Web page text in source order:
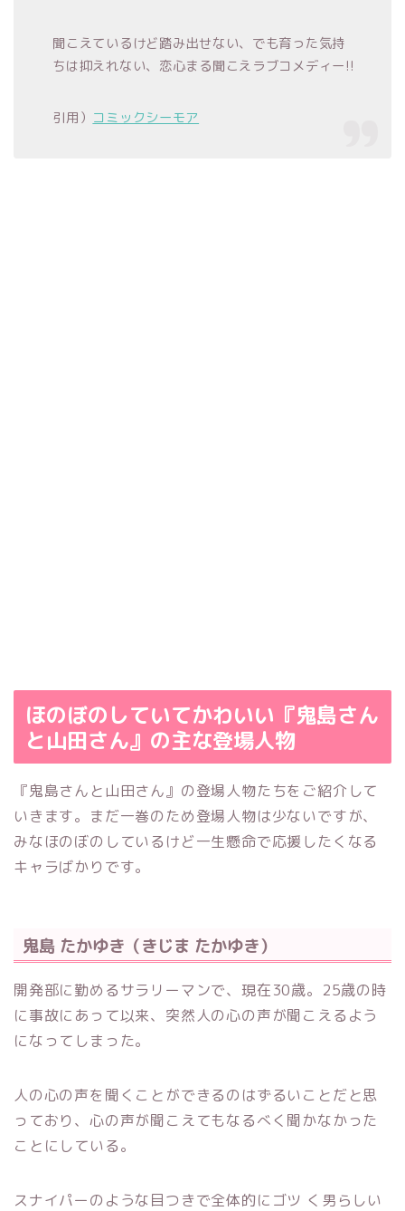
聞こえているけど踏み出せない、でも育った気持
ちは抑えれない、恋心まる聞こえラブコメディー!!
引用） コミックシーモア
ほのぼのしていてかわいい『鬼島さん
と山田さん』の主な登場人物
『鬼島さんと山田さん』の登場人物たちをご紹介して
いきます。まだ一巻のため登場人物は少ないですが、
みなほのぼのしているけど一生懸命で応援したくなる
キャラばかりです。
鬼島 たかゆき（きじま たかゆき）
開発部に勤めるサラリーマンで、現在30歳。25歳の時
に事故にあって以来、突然人の心の声が聞こえるよう
になってしまった。
人の心の声を聞くことができるのはずるいことだと思
っており、心の声が聞こえてもなるべく聞かなかった
ことにしている。
スナイパーのような目つきで全体的にゴツ く男らしい